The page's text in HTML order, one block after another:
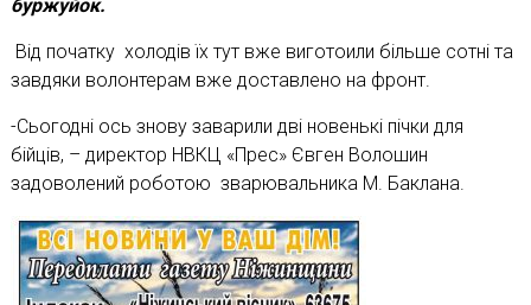
буржуйок.
Від початку холодів їх тут вже виготоили більше сотні та
завдяки волонтерам вже доставлено на фронт.
-Сьогодні ось знову заварили дві новенькі пічки для
бійців, – директор НВКЦ «Прес» Євген Волошин
задоволений роботою зварювальника М. Баклана.